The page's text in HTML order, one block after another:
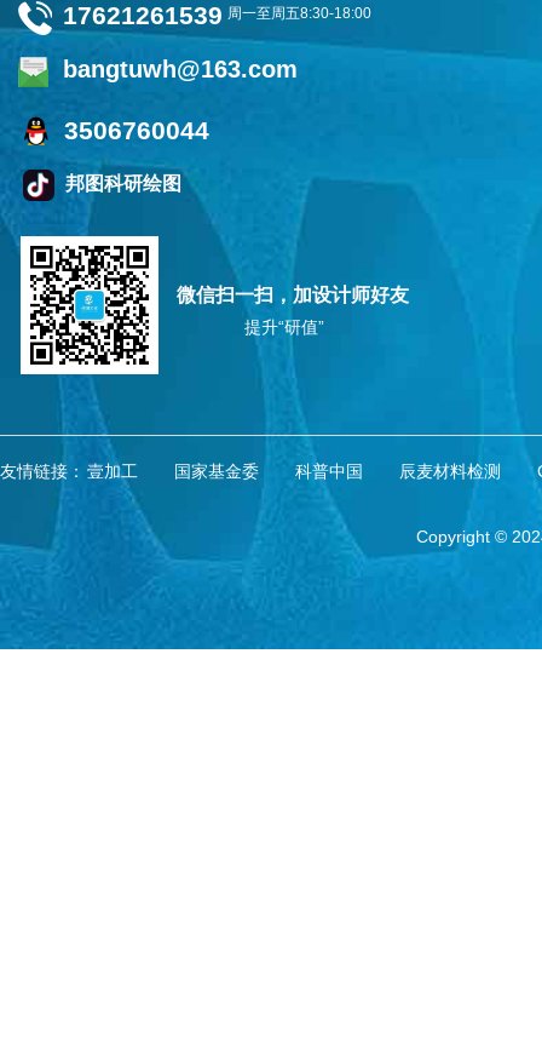
Copyright ©
3506760044
邦图科研绘图
微信扫一扫，加设计师好友
17621261539 周一至周五8:30-18:00
bangtuwh@163.com
提升“研值”
壹加工 国家基金委 科普中国 辰麦材料检测
友情链接：